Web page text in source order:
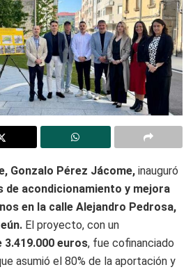
Gonzalo Pérez Jácome, inauguró
de acondicionamiento y mejora
en la calle Alejandro Pedrosa,
El proyecto, con un
euros, fue cofinanciado
asumió el 80% de la aportación y